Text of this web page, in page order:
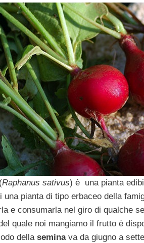
Raphanus sativus) è una pianta
pianta di tipo erbaceo della
e consumarla nel giro di qualche
quale noi mangiamo il frutto è
della seminava da giugno a